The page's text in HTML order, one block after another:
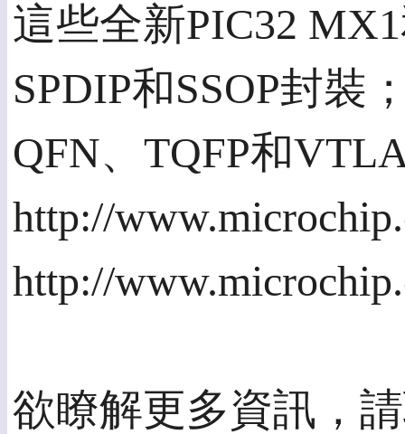
這些全新PIC32
SPDIP和SSOP封裝
QFN、TQFP和
http://
http://
欲瞭解更多資訊，